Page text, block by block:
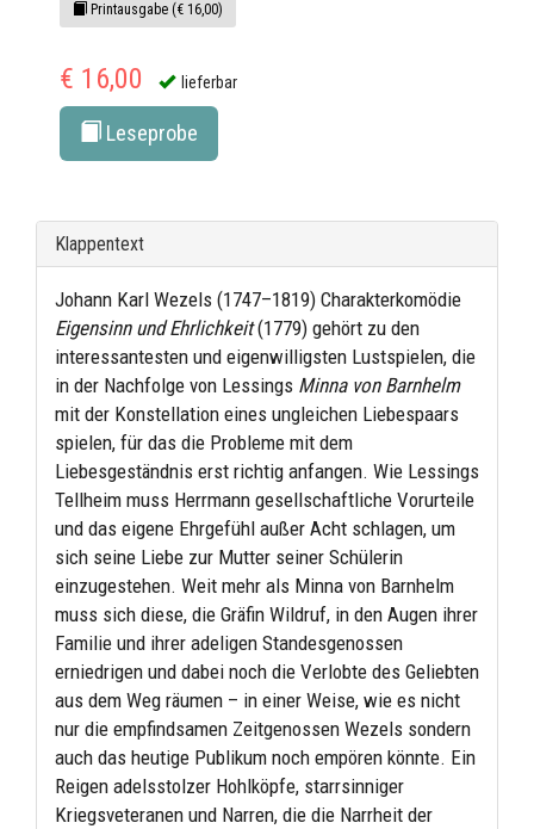
Printausgabe (€ 16,00)
€ 16,00 lieferbar
Leseprobe
Klappentext
Johann Karl Wezels (1747–1819) Charakterkomödie
Eigensinn und Ehrlichkeit(1779) gehört zu den
interessantesten und eigenwilligsten Lustspielen, die
in der Nachfolge von Lessings Minna von Barnhelm
mit der Konstellation eines ungleichen Liebespaars
spielen, für das die Probleme mit dem
Liebesgeständnis erst richtig anfangen. Wie Lessings
Tellheim muss Herrmann gesellschaftliche Vorurteile
und das eigene Ehrgefühl außer Acht schlagen, um
sich seine Liebe zur Mutter seiner Schülerin
einzugestehen. Weit mehr als Minna von Barnhelm
muss sich diese, die Gräfin Wildruf, in den Augen ihrer
Familie und ihrer adeligen Standesgenossen
erniedrigen und dabei noch die Verlobte des Geliebten
aus dem Weg räumen – in einer Weise, wie es nicht
nur die empfindsamen Zeitgenossen Wezels sondern
auch das heutige Publikum noch empören könnte. Ein
Reigen adelsstolzer Hohlköpfe, starrsinniger
Kriegsveteranen und Narren, die die Narrheit der